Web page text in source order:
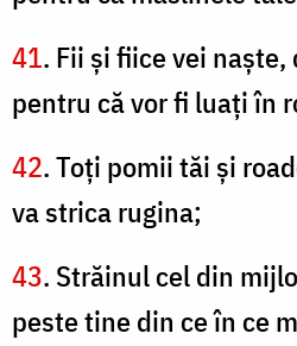
41. Fii şi fiice vei
pentru că vor fi luaţi în
42. Toţi pomii tăi şi
va strica rugina;
43. Străinul cel din
peste tine din ce în ce